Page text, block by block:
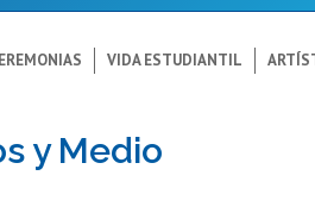
Nutrición y Tecnología de
Alimentos
VIDA ESTUDIANTIL
y Medio